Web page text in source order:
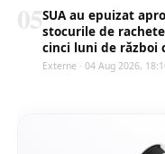
SUA au epuizat
stocurile de rachete
cinci luni de război
Externe · 04 Aug 2026,